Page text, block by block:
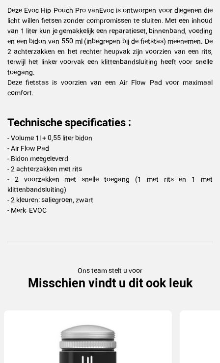
Deze Evoc Hip Pouch Pro vanEvoc is ontworpen voor diegenen die
licht willen fietsen zonder compromissen te sluiten. Met een inhoud
van 1 liter kun je gemakkelijk een reparatieset, binnenband, voeding
en een bidon van 550 ml (inbegrepen bij de fietstas) meenemen. De
2 achterzakken en het rechter heupvak zijn voorzien van een rits,
terwijl het linker voorvak een klittenbandsluiting heeft voor snelle
toegang.
Deze fietstas is voorzien van een Air Flow Pad voor maximaal
comfort.
Technische specificaties :
- Volume 1l + 0,55 liter bidon
- Air Flow Pad
- Bidon meegeleverd
- 2 achterzakken met rits
- 2 voorzakken met snelle toegang (1 met rits en 1 met
klittenbandsluiting)
- 2 kleuren: saliegroen, zwart
- Merk: EVOC
Ons team stelt u voor
Misschien vindt u dit ook leuk